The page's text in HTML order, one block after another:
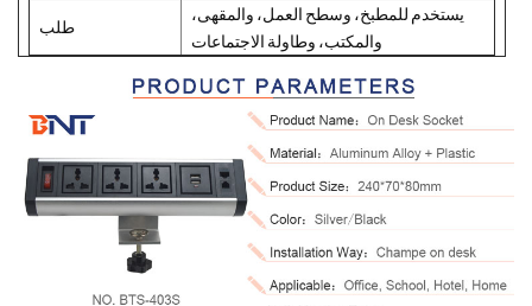
طلب
يستخدم للمطبخ، وسطح العمل، والمقهى،
والمكتب، وطاولة الاجتماعات